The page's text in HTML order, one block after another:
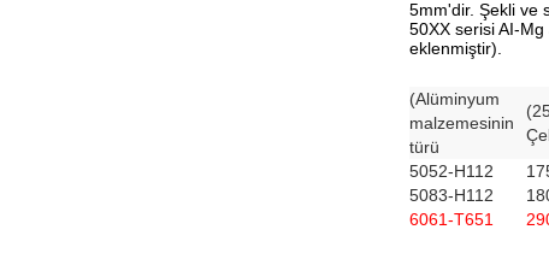
5mm'dir. Şekli ve
50XX serisi AI-
eklenmiştir).
(Alüminyum
malzemesinin
türü
5052-H112
5083-H112
6061-T651